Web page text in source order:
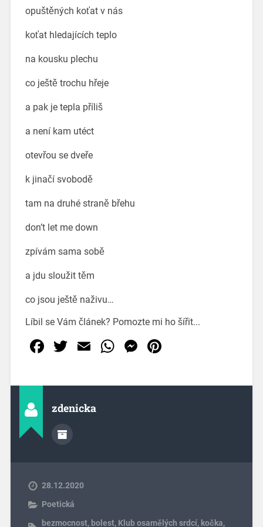
opuštěných koťat v nás
koťat hledajících teplo
na kousku plechu
co ještě trochu hřeje
a pak je tepla příliš
a není kam utéct
otevřou se dveře
k jinačí svobodě
tam na druhé straně břehu
don’t let me down
zpívám sama sobě
a jdu sloužit těm
co jsou ještě naživu…
Líbil se Vám článek? Pomozte mi ho šířit...
Facebook
Twitter
EmailWhatsApp
Messenger
zdenicka
28.12.2020
Poetická
bezmocnost, bolest, Klub osamělých srdcí, kočka,